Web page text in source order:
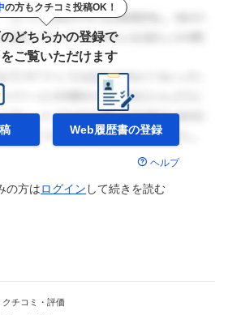
の方もクチコミ投稿OK！
のどちらかの登録で
ご覧いただけます
Web履歴書の登録
ヘルプ
の方はログイン して続きを読む
チコミ・評価